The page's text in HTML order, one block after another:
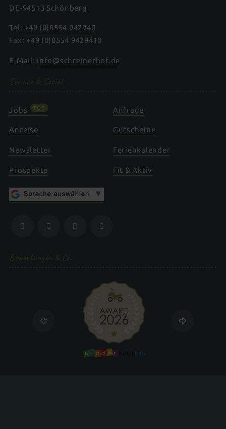
DE-94513 Schönberg
Tel: +49 (0)8554 942940
Fax: +49 (0)8554 9429410
E-Mail: info@schreinerhof.de
Jobs TOP Anfrage
Anreise Gutscheine
Newsletter Ferienkalender
Prospekte Fit & Aktiv